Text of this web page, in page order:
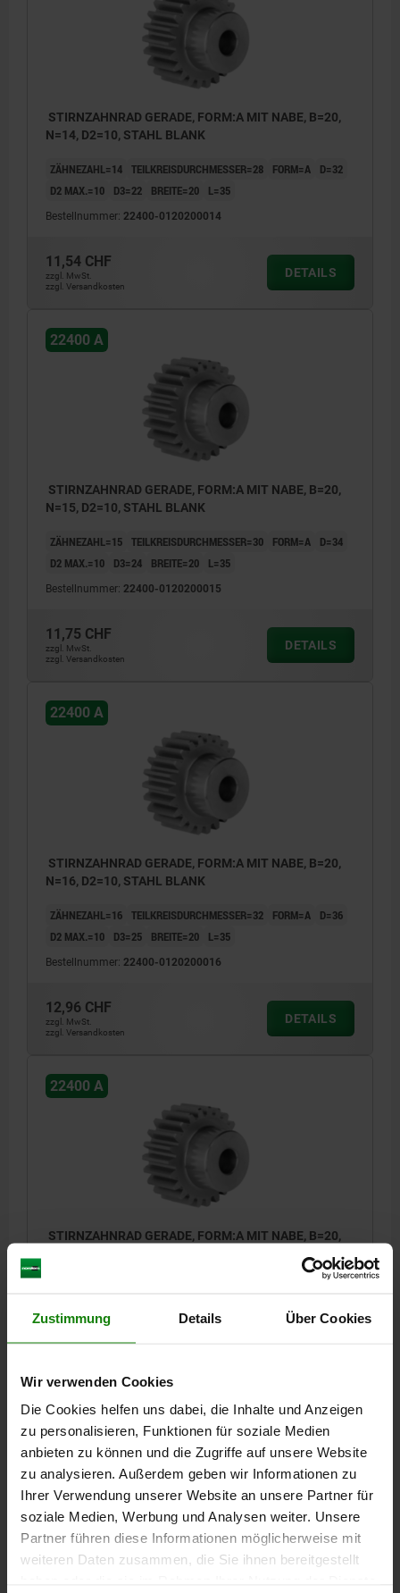
Zustimmung Details Über Cookies
Wir verwenden Cookies
Die Cookies helfen uns dabei, die Inhalte und Anzeigen
zu personalisieren, Funktionen für soziale Medien
anbieten zu können und die Zugriffe auf unsere Website
zu analysieren. Außerdem geben wir Informationen zu
Ihrer Verwendung unserer Website an unsere Partner für
soziale Medien, Werbung und Analysen weiter. Unsere
Partner führen diese Informationen möglicherweise mit
weiteren Daten zusammen, die Sie ihnen bereitgestellt
STIRNZAHNRAD GERADE, FORM:A MIT NABE, B=20,
N=14, D2=10, STAHL BLANK
ZÄHNEZAHL=14 TEILKREISDURCHMESSER=28 FORM=A
D=32
D2 MAX.=10
D3=22 BREITE=20 L=35
Bestellnummer: 22400-0120200014
11,54 CHF
zzgl. MwSt.
zzgl. Versandkosten
DETAILS
22400 A
STIRNZAHNRAD GERADE, FORM:A MIT NABE, B=20,
N=15, D2=10, STAHL BLANK
ZÄHNEZAHL=15 TEILKREISDURCHMESSER=30 FORM=A
D=34
D2 MAX.=10
D3=24 BREITE=20 L=35
Bestellnummer: 22400-0120200015
11,75 CHF
zzgl. MwSt.
zzgl. Versandkosten
DETAILS
22400 A
STIRNZAHNRAD GERADE, FORM:A MIT NABE, B=20,
N=16, D2=10, STAHL BLANK
ZÄHNEZAHL=16 TEILKREISDURCHMESSER=32 FORM=A
D=36
D2 MAX.=10
D3=25 BREITE=20 L=35
Bestellnummer: 22400-0120200016
12,96 CHF
zzgl. MwSt.
zzgl. Versandkosten
DETAILS
22400 A
STIRNZAHNRAD GERADE, FORM:A MIT NABE, B=20,
14,08 CHF
zzgl. Versandkosten
22400 A